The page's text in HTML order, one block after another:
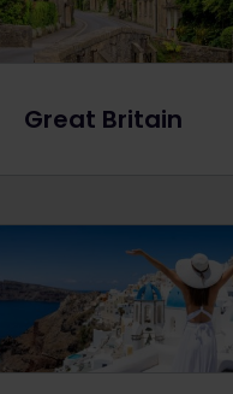
Great Britain